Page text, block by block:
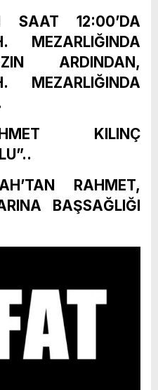
SAAT 12:00’DA
MEZARLIĞINDA
ARDINDAN,
MEZARLIĞINDA
KILINÇ
RAHMET,
BAŞSAĞLIĞI